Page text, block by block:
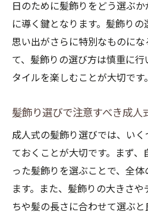
日のために髪飾りをどう選ぶ
に導く鍵となります。髪飾り
思い出がさらに特別なものに
て、髪飾りの選び方は慎重に
タイルを楽しむことが大切です。
髪飾り選びで注意すべき成人
成人式の髪飾り選びでは、い
ておくことが大切です。まず
った髪飾りを選ぶことで、全
ます。また、髪飾りの大きさ
ちや髪の長さに合わせて選ぶと